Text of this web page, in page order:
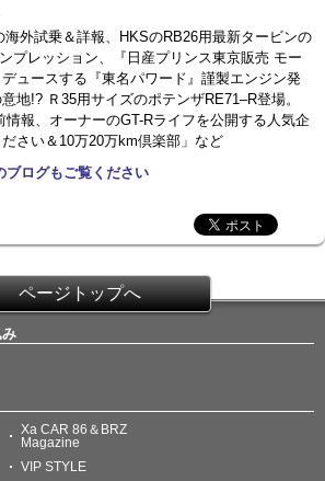
海外試乗＆詳報、HKSのRB26用最新タービンの
プレッション、『日産プリンス東京販売 モー
ュースする『東名パワード』謹製エンジン発
地!? Ｒ35用サイズのポテンザRE71–R登場。
情報、オーナーのGT-Rライフを公開する人気企
さい＆10万20万km倶楽部」など
ブログもご覧ください
ページトップへ
Xa CAR 86＆BRZ
Magazine
VIP STYLE